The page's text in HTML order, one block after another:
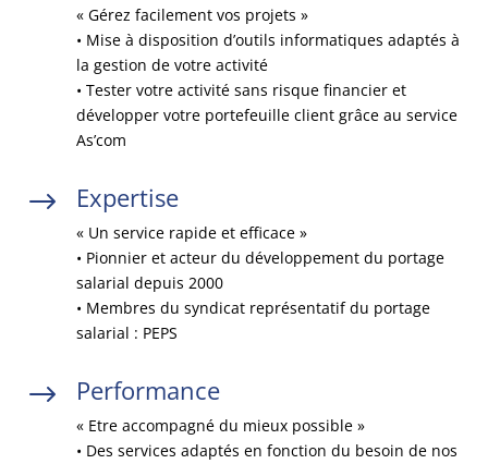
« Gérez facilement vos projets »
• Mise à disposition d’outils informatiques adaptés à
la gestion de votre activité
• Tester votre activité sans risque financier et
développer votre portefeuille client grâce au service
As’com
$ Expertise
« Un service rapide et efficace »
• Pionnier et acteur du développement du portage
salarial depuis 2000
• Membres du syndicat représentatif du portage
salarial : PEPS
$ Performance
« Etre accompagné du mieux possible »
• Des services adaptés en fonction du besoin de nos